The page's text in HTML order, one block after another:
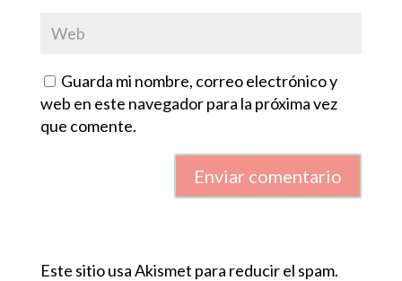
Guarda mi nombre, correo electrónico y
web en este navegador para la próxima vez
que comente.
Enviar comentario
Este sitio usa Akismet para reducir el spam.